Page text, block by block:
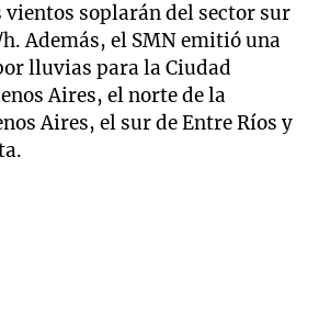
soplarán del sector sur
Además, el SMN emitió una
lluvias para la Ciudad
Aires, el norte de la
Aires, el sur de Entre Ríos y